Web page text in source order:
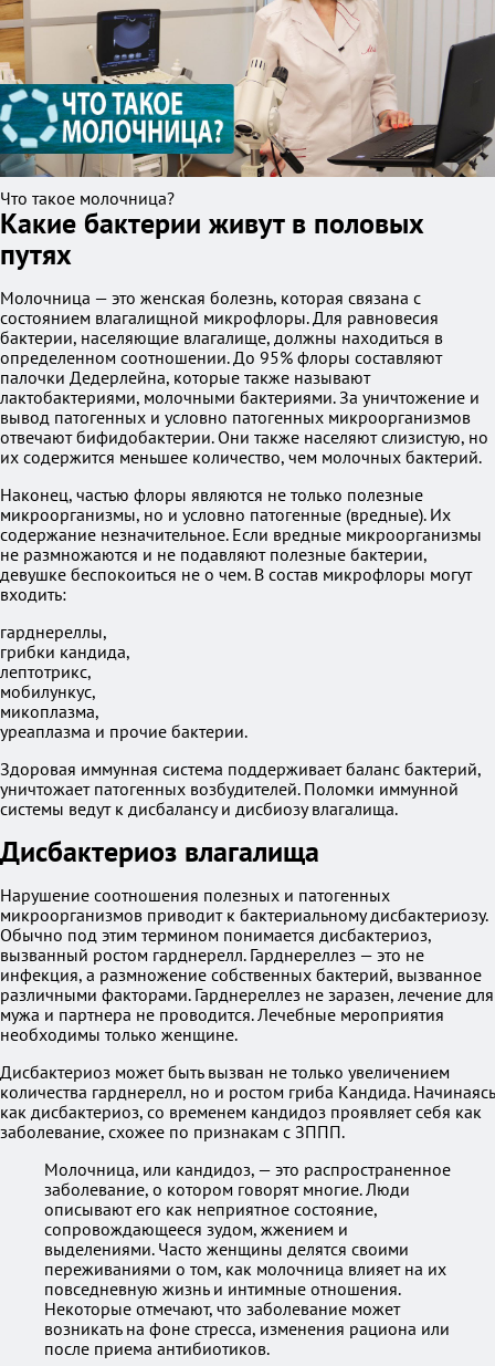
Что такое молочница?
Какие бактерии живут в половых
путях
Молочница — это женская болезнь, которая связана с
состоянием влагалищной микрофлоры. Для равновесия
бактерии, населяющие влагалище, должны находиться в
определенном соотношении. До 95% флоры составляют
палочки Дедерлейна, которые также называют
лактобактериями, молочными бактериями. За уничтожение и
вывод патогенных и условно патогенных микроорганизмов
отвечают бифидобактерии. Они также населяют слизистую, но
их содержится меньшее количество, чем молочных бактерий.
Наконец, частью флоры являются не только полезные
микроорганизмы, но и условно патогенные (вредные). Их
содержание незначительное. Если вредные микроорганизмы
не размножаются и не подавляют полезные бактерии,
девушке беспокоиться не о чем. В состав микрофлоры могут
входить:
гарднереллы,
грибки кандида,
лептотрикс,
мобилункус,
микоплазма,
уреаплазма и прочие бактерии.
Здоровая иммунная система поддерживает баланс бактерий,
уничтожает патогенных возбудителей. Поломки иммунной
системы ведут к дисбалансу и дисбиозу влагалища.
Дисбактериоз влагалища
Нарушение соотношения полезных и патогенных
микроорганизмов приводит к бактериальному дисбактериозу.
Обычно под этим термином понимается дисбактериоз,
вызванный ростом гарднерелл. Гарднереллез — это не
инфекция, а размножение собственных бактерий, вызванное
различными факторами. Гарднереллез не заразен, лечение для
мужа и партнера не проводится. Лечебные мероприятия
необходимы только женщине.
Дисбактериоз может быть вызван не только увеличением
количества гарднерелл, но и ростом гриба Кандида. Начинаясь
как дисбактериоз, со временем кандидоз проявляет себя как
заболевание, схожее по признакам с ЗППП.
Молочница, или кандидоз, — это распространенное
заболевание, о котором говорят многие. Люди
описывают его как неприятное состояние,
сопровождающееся зудом, жжением и
выделениями. Часто женщины делятся своими
переживаниями о том, как молочница влияет на их
повседневную жизнь и интимные отношения.
Некоторые отмечают, что заболевание может
возникать на фоне стресса, изменения рациона или
после приема антибиотиков.